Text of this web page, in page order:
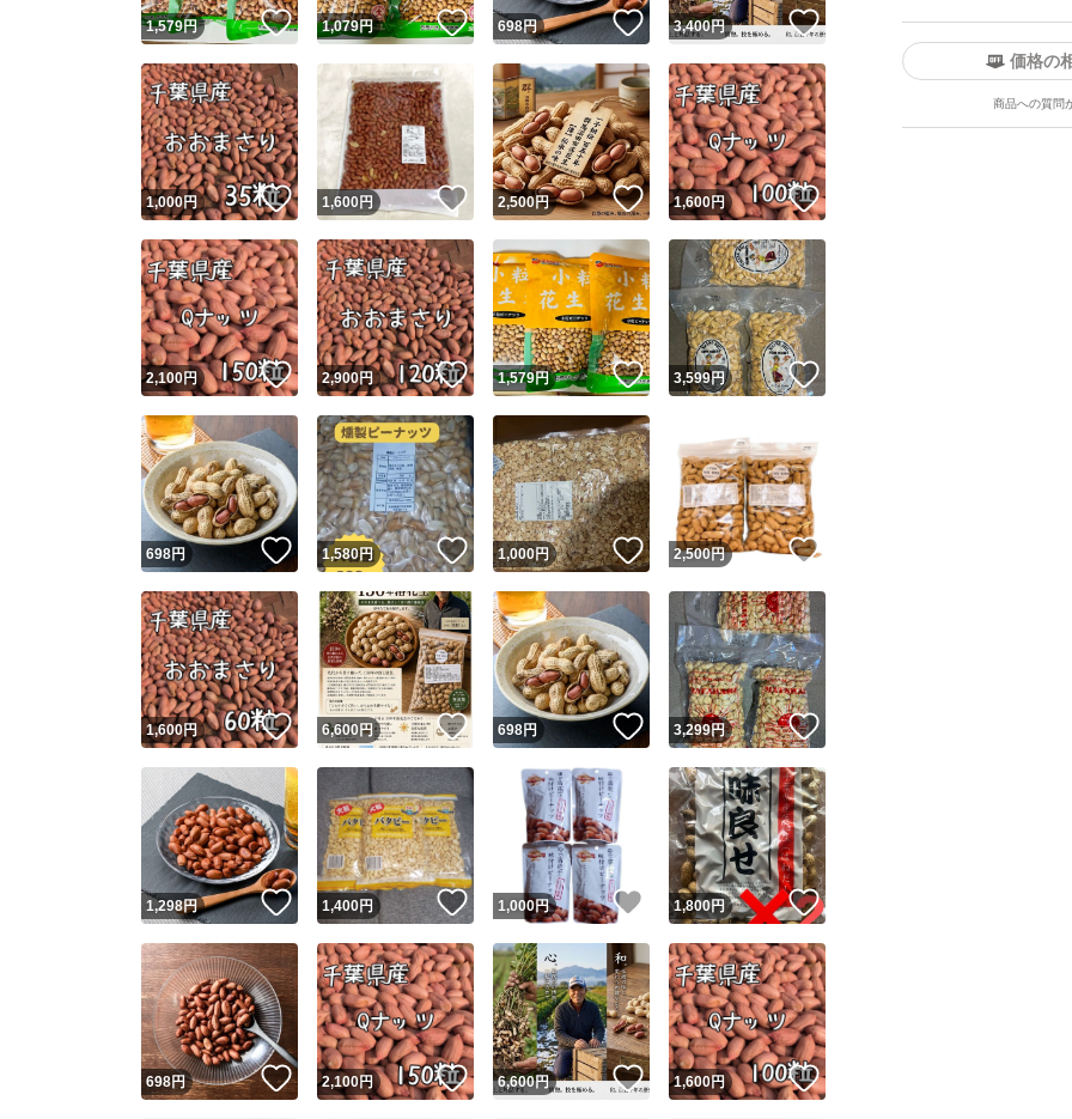
#殻剥き
ユーザーの実績について
Yahoo!フリマが定めた一定の基準を満たしたユーザーにバッジを付与しています
安心取引出品者
安心取引出品者 Yahoo!フリマの基準をクリアした安心・安全なユーザーです
取引実績
取引実績◯+ このユーザーはYahoo!フリマの取引を完了させた実績があり
他フリマ実績◯+ このユーザーは他フリマサービスでの取引実績があります
スピード&安心発送
※このバッジは実績に基づく表示であり、発送を保証しているものではありません
スピード＆安心発送
このユーザーは高頻度で24時間以内＆設定した発送日数内に
ます
スピード発送 このユーザーは高頻度で24時間以内に発送しています
安心発送 このユーザーは設定した発送日数内に発送しています
価格の
商品への質問
この商品の情報をコピーします
商品画像の無断転載は禁止されています
コピーは
1商品につき1回 です
出品ページへ
キャンセル
1,579円 いいね！
1,079円 いいね！
698円 いいね！
3,400円 いいね！
1,000円 いいね！
1,600円 いいね！
2,500円 いいね！
1,600円 いいね！
2,100円 いいね！
2,900円 いいね！
1,579円 いいね！
3,599円
698円 いいね！
1,580円 いいね！
1,000円 いいね！
2,500円 いいね！
1,600円 いいね！
6,600 円 いいね！
698円 いいね！
3,299円 いいね！
1,298円 いいね！
1,400円 いいね！
1,000円 いいね！
1,800円 いいね！
698円 いいね！
2,100円 いいね！
6,600円 いいね！
1,600円 いいね！